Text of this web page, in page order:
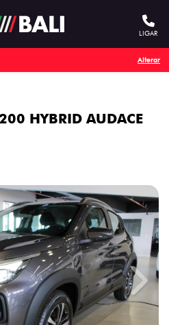
LIGAR
Alterar
HYBRID AUDACE
Next